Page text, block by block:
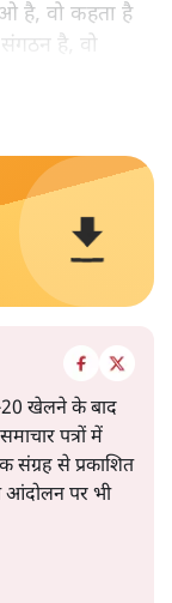
है, वो कहता है
है, वो
20 खेलने के बाद
पत्रों में
संग्रह से प्रकाशित
आंदोलन पर भी